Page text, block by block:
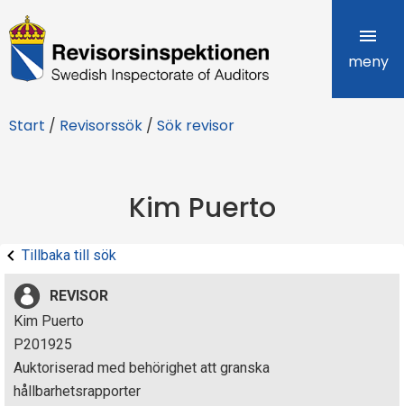
R
e
i
r
s
i
n
s
meny
Start / Revisorssök / Sök revisor
Kim Puerto
Tillbaka till sök
REVISOR
Kim Puerto
P201925
Auktoriserad med behörighet att granska
hållbarhetsrapporter